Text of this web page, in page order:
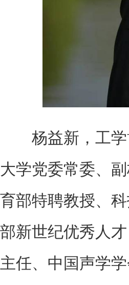
杨益新，工学
大学党委常委、
育部特聘教授、
部新世纪优秀人
主任、中国声学